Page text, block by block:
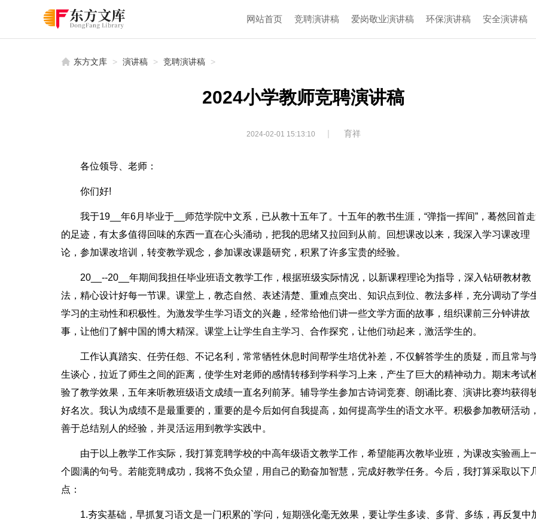
网站首页 竞聘演讲稿 爱岗敬业演讲稿 环保演讲稿 安全演讲稿
东方文库 > 演讲稿 > 竞聘演讲稿 >
2024小学教师竞聘演讲稿
2024-02-01 15:13:10 | 育祥
各位领导、老师：
你们好!
我于19__年6月毕业于__师范学院中文系，已从教十五年了。十五年的教书生涯，“弹指一挥间”，蓦然回首
的足迹，有太多值得回味的东西一直在心头涌动，把我的思绪又拉回到从前。回想课改以来，我深入学习课改理
论，参加课改培训，转变教学观念，参加课改课题研究，积累了许多宝贵的经验。
20__--20__年期间我担任毕业班语文教学工作，根据班级实际情况，以新课程理论为指导，深入钻研教材教
法，精心设计好每一节课。课堂上，教态自然、表述清楚、重难点突出、知识点到位、教法多样，充分调动了学
学习的主动性和积极性。为激发学生学习语文的兴趣，经常给他们讲一些文学方面的故事，组织课前三分钟讲故
事，让他们了解中国的博大精深。课堂上让学生自主学习、合作探究，让他们动起来，激活学生的。
工作认真踏实、任劳任怨、不记名利，常常牺牲休息时间帮学生培优补差，不仅解答学生的质疑，而且常与
生谈心，拉近了师生之间的距离，使学生对老师的感情转移到学科学习上来，产生了巨大的精神动力。期末考试
验了教学效果，五年来听教班级语文成绩一直名列前茅。辅导学生参加古诗词竞赛、朗诵比赛、演讲比赛均获得
好名次。我认为成绩不是最重要的，重要的是今后如何自我提高，如何提高学生的语文水平。积极参加教研活动
善于总结别人的经验，并灵活运用到教学实践中。
由于以上教学工作实际，我打算竞聘学校的中高年级语文教学工作，希望能再次教毕业班，为课改实验画上
个圆满的句号。若能竞聘成功，我将不负众望，用自己的勤奋加智慧，完成好教学任务。今后，我打算采取以下
点：
1.夯实基础，早抓复习语文是一门积累的`学问，短期强化毫无效果，要让学生多读、多背、多练，再反复中